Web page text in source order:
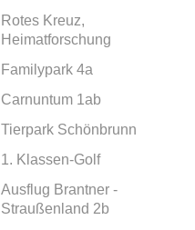
Rotes Kreuz,
Heimatforschung
Familypark 4a
Carnuntum 1ab
Tierpark Schönbrunn
1. Klassen-Golf
Ausflug Brantner -
Straußenland 2b